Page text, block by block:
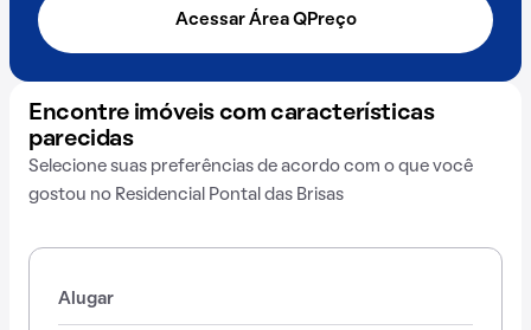
Acessar Área QPreço
Encontre imóveis com características
parecidas
Selecione suas preferências de acordo com o que você
gostou no Residencial Pontal das Brisas
Alugar